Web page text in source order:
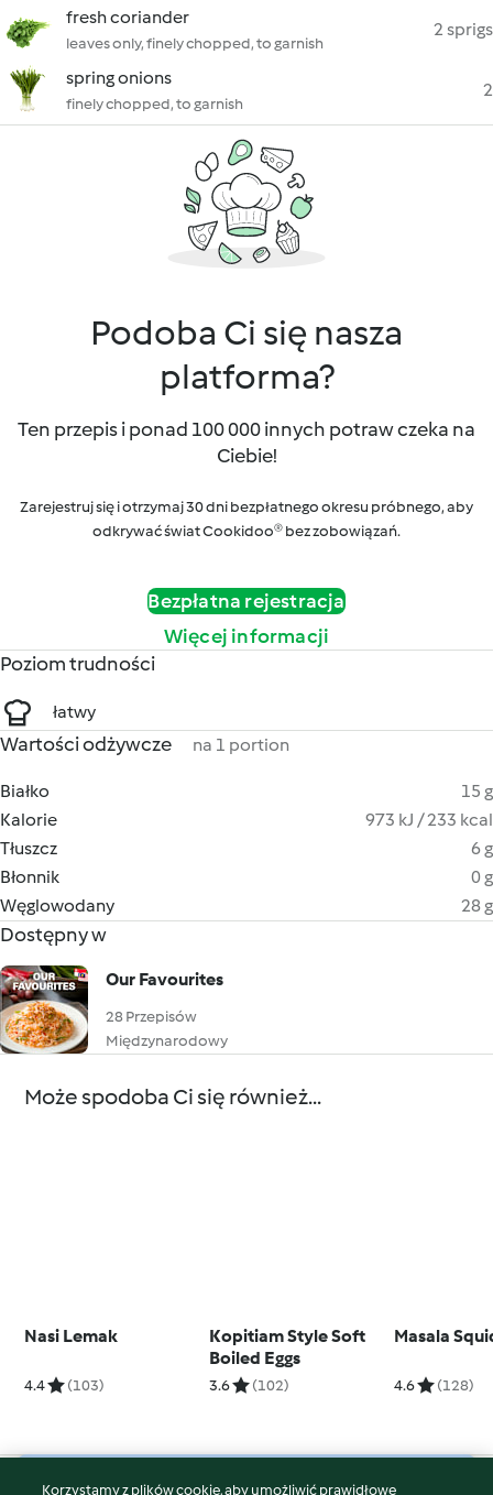
fresh coriander
leaves only, finely chopped, to garnish
2 sprigs
spring onions
finely chopped, to garnish
2
Podoba Ci się nasza
platforma?
Ten przepis i ponad 100 000 innych potraw czeka na
Ciebie!
Zarejestruj się i otrzymaj 30 dni bezpłatnego okresu próbnego, aby
odkrywać świat Cookidoo® bez zobowiązań.
Bezpłatna rejestracja
Więcej informacji
Poziom trudności
łatwy
Wartości odżywcze na 1 portion
Białko
15 g
Kalorie
973 kJ / 233 kcal
Tłuszcz
6 g
Błonnik
0 g
Węglowodany
28 g
Dostępny w
Our Favourites
28 Przepisów
Międzynarodowy
Może spodoba Ci się również...
Nasi Lemak
4.4 (103)
Kopitiam Style Soft
Boiled Eggs
3.6 (102)
Masala
4.6 (128)
Korzystamy z plików cookie, aby umożliwić prawidłowe